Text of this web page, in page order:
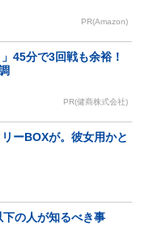
PR(Amazon)
45分で3回戦も余裕！
PR(健商株式会社)
ーBOXが。彼女用かと
の人が知るべき事